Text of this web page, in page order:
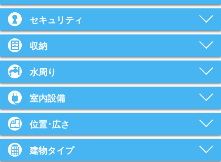
セキュリティ
収納
水周り
室内設備
位置･広さ
建物タイプ